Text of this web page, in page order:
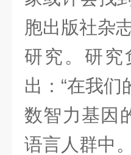
胞出版社杂
研究。研究
出：“在我
数智力基因
语言人群中